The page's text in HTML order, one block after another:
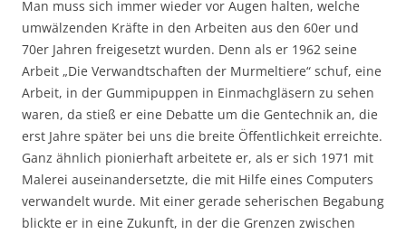
Man muss sich immer wieder vor Augen halten, welche
umwälzenden Kräfte in den Arbeiten aus den 60er und
70er Jahren freigesetzt wurden. Denn als er 1962 seine
Arbeit „Die Verwandtschaften der Murmeltiere“ schuf, eine
Arbeit, in der Gummipuppen in Einmachgläsern zu sehen
waren, da stieß er eine Debatte um die Gentechnik an, die
erst Jahre später bei uns die breite Öffentlichkeit erreichte.
Ganz ähnlich pionierhaft arbeitete er, als er sich 1971 mit
Malerei auseinandersetzte, die mit Hilfe eines Computers
verwandelt wurde. Mit einer gerade seherischen Begabung
blickte er in eine Zukunft, in der die Grenzen zwischen